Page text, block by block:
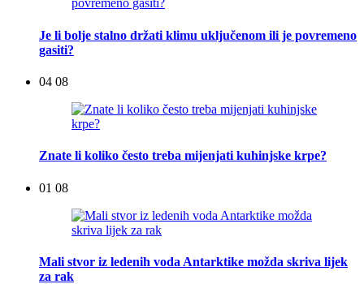
Je li bolje stalno držati klimu uključenom ili je povremeno
gasiti?
04 08
Znate li koliko često treba mijenjati kuhinjske krpe?
01 08
Mali stvor iz ledenih voda Antarktike možda skriva lijek
za rak